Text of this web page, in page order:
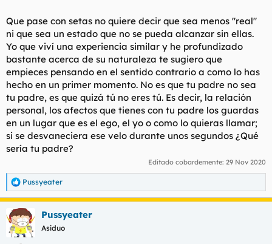
Que pase con setas no quiere decir que sea menos "real"
ni que sea un estado que no se pueda alcanzar sin ellas.
Yo que viví una experiencia similar y he profundizado
bastante acerca de su naturaleza te sugiero que
empieces pensando en el sentido contrario a como lo has
hecho en un primer momento. No es que tu padre no sea
tu padre, es que quizá tú no eres tú. Es decir, la relación
personal, los afectos que tienes con tu padre los guardas
en un lugar que es el ego, el yo o como lo quieras llamar;
si se desvaneciera ese velo durante unos segundos ¿Qué
sería tu padre?
Editado cobardemente: 29 Nov 2020
R
e
c
c
i
Pussyeater
Pussyeater
Asiduo